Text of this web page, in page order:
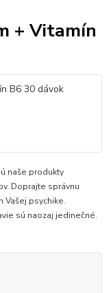
+ Vitamín
naše produkty
Doprajte správnu
Vašej psychike.
sú naozaj jedinečné.